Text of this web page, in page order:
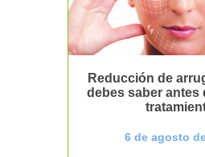
Reducción de
debes saber antes
6 de agosto